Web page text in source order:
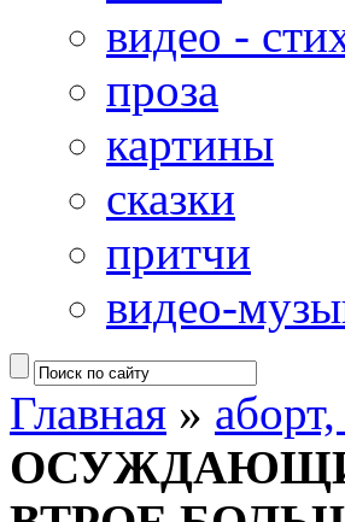
видео -
проза
картины
сказки
притчи
видео-
Главная »